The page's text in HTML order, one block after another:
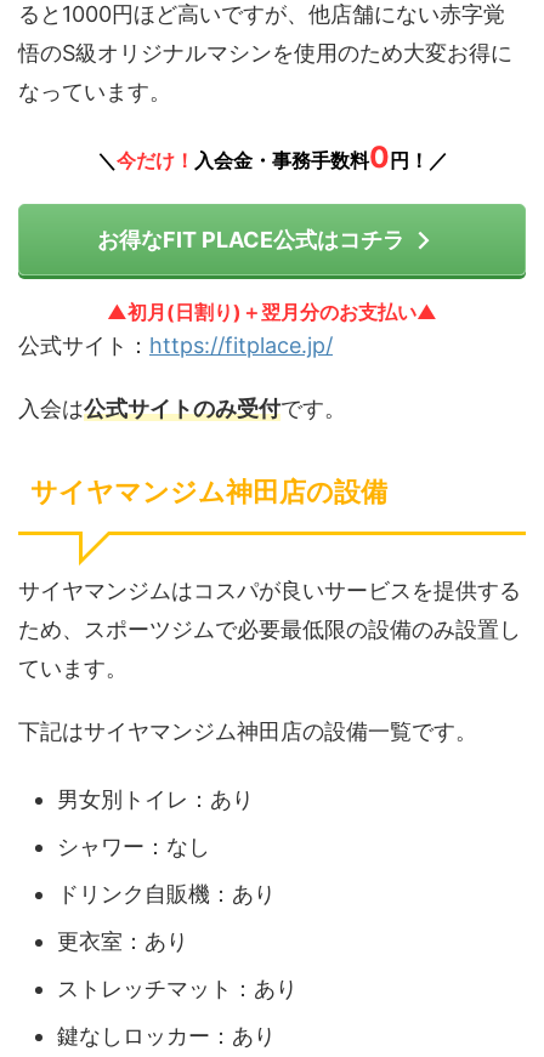
ると1000円ほど高いですが、他店舗にない赤字覚
悟のS級オリジナルマシンを使用のため大変お得に
なっています。
＼今だけ！ 入会金・事務手数料0 円！／
お得なFIT PLACE公式はコチラ
▲初月(日割り)＋翌月分のお支払い▲
公式サイト： https://fitplace.jp/
入会は公式サイトのみ受付です。
サイヤマンジム神田店の設備
サイヤマンジムはコスパが良いサービスを提供する
ため、スポーツジムで必要最低限の設備のみ設置し
ています。
下記はサイヤマンジム神田店の設備一覧です。
男女別トイレ：あり
シャワー：なし
ドリンク自販機：あり
更衣室：あり
ストレッチマット：あり
鍵なしロッカー：あり